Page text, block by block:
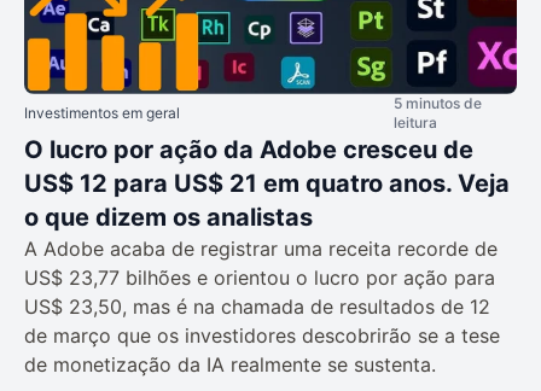
Investimentos em geral
5 minutos de
leitura
O lucro por ação da Adobe cresceu de
US$ 12 para US$ 21 em quatro anos. Veja
o que dizem os analistas
A Adobe acaba de registrar uma receita recorde de
US$ 23,77 bilhões e orientou o lucro por ação para
US$ 23,50, mas é na chamada de resultados de 12
de março que os investidores descobrirão se a tese
de monetização da IA realmente se sustenta.